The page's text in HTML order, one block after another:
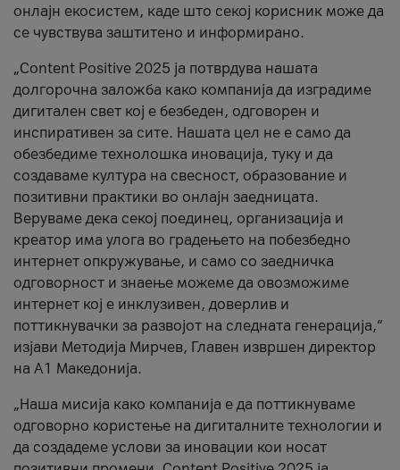
онлајн екосистем, каде што секој корисник може да
се чувствува заштитено и информирано.
„Content Positive 2025 ја потврдува нашата
долгорочна заложба како компанија да изградиме
дигитален свет кој е безбеден, одговорен и
инспиративен за сите. Нашата цел не е само да
обезбедиме технолошка иновација, туку и да
создаваме култура на свесност, образование и
позитивни практики во онлајн заедницата.
Веруваме дека секој поединец, организација и
креатор има улога во градењето на побезбедно
интернет опкружување, и само со заедничка
одговорност и знаење можеме да овозможиме
интернет кој е инклузивен, доверлив и
поттикнувачки за развојот на следната генерација,“
изјави Методија Мирчев, Главен извршен директор
на А1 Македонија.
„Наша мисија како компанија е да поттикнуваме
одговорно користење на дигиталните технологии и
да создадеме услови за иновации кои носат